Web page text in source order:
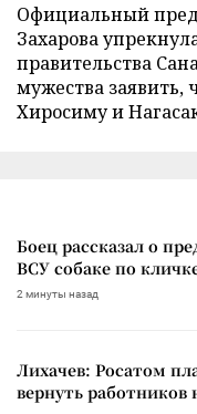
Официальный
Захарова
правительства
мужества
Хиросиму и
Боец рассказал о
ВСУ собаке по
2 минуты назад
Лихачев: Росатом
вернуть